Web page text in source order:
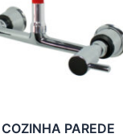
PAREDE